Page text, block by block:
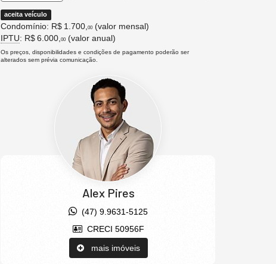
aceita veículo
Condomínio: R$ 1.700, 00 (valor mensal)
IPTU: R$ 6.000, 00 (valor anual)
Os preços, disponibilidades e condições de pagamento poderão ser
alterados sem prévia comunicação.
Alex Pires
(47) 9.9631-5125
CRECI 50956F
mais imóveis